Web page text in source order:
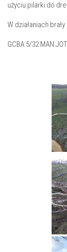
użyciu pilarki do
W działaniach
GCBA 5/32 MAN